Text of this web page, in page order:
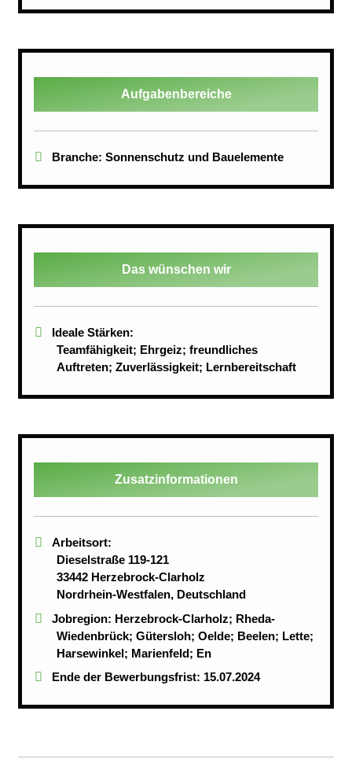
Aufgabenbereiche
Branche: Sonnenschutz und Bauelemente
Das wünschen wir
Ideale Stärken:
Teamfähigkeit; Ehrgeiz; freundliches
Auftreten; Zuverlässigkeit; Lernbereitschaft
Zusatzinformationen
Arbeitsort:
Dieselstraße 119-121
33442 Herzebrock-Clarholz
Nordrhein-Westfalen, Deutschland
Jobregion: Herzebrock-Clarholz; Rheda-
Wiedenbrück; Gütersloh; Oelde; Beelen; Lette;
Harsewinkel; Marienfeld; En
Ende der Bewerbungsfrist: 15.07.2024